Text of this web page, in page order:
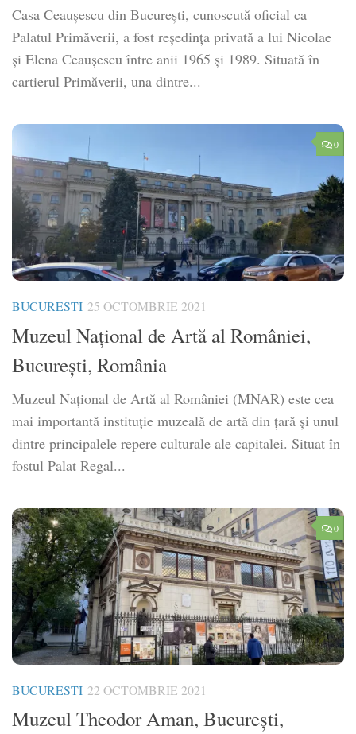
Casa Ceaușescu din București, cunoscută oficial ca
Palatul Primăverii, a fost reședința privată a lui Nicolae
și Elena Ceaușescu între anii 1965 și 1989. Situată în
cartierul Primăverii, una dintre...
0
BUCURESTI 25 OCTOMBRIE 2021
Muzeul Național de Artă al României,
București, România
Muzeul Național de Artă al României (MNAR) este cea
mai importantă instituție muzeală de artă din țară și unul
dintre principalele repere culturale ale capitalei. Situat în
fostul Palat Regal...
0
BUCURESTI 22 OCTOMBRIE 2021
Muzeul Theodor Aman, București,